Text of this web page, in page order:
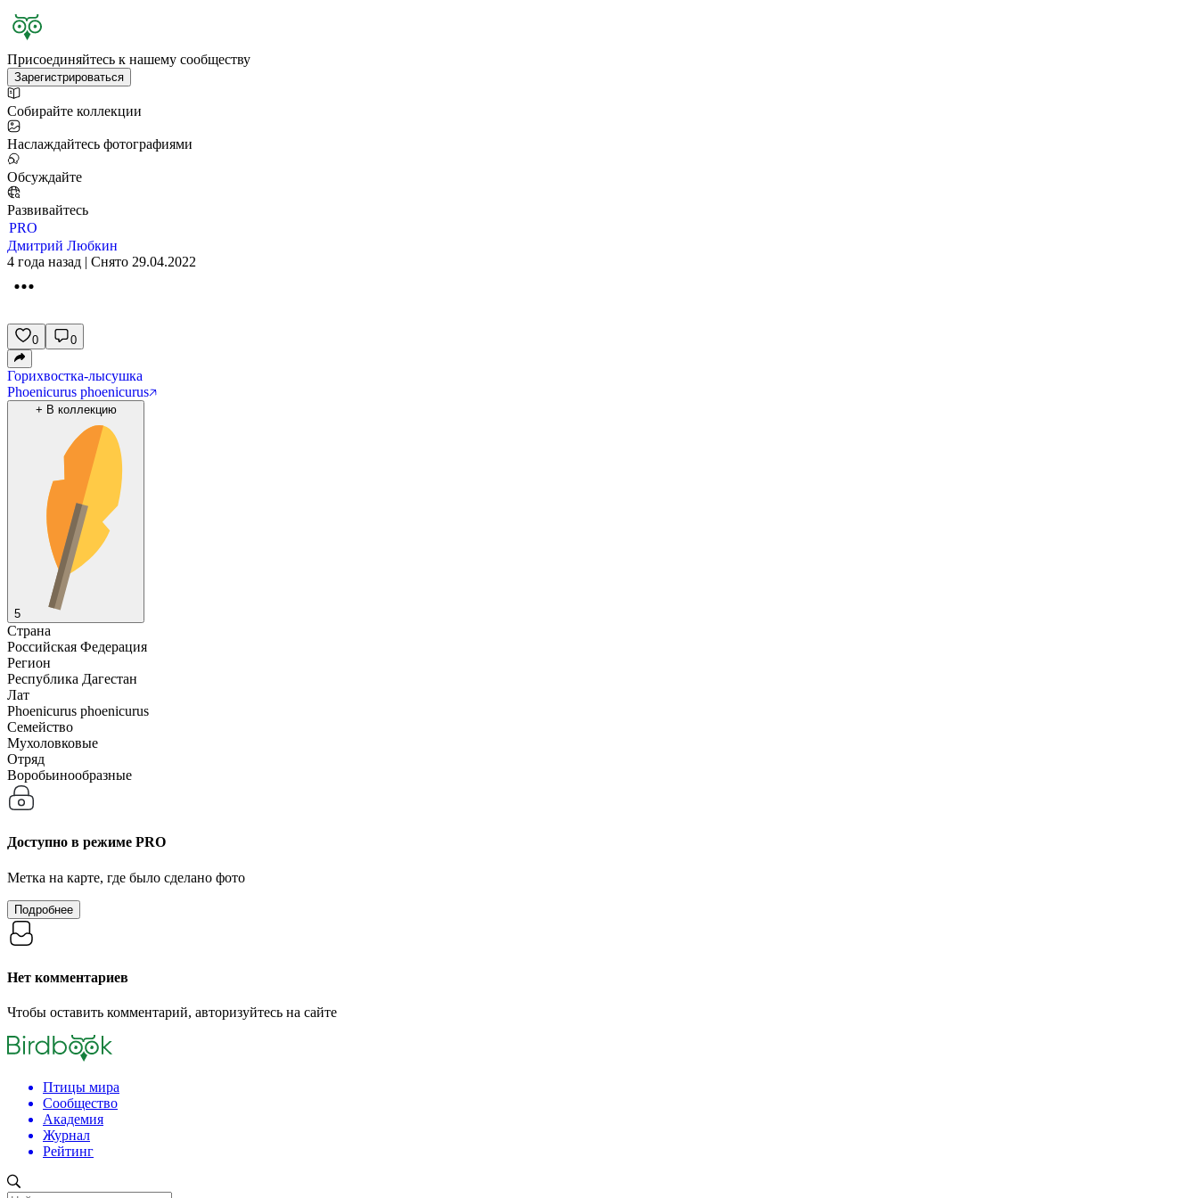
Присоединяйтесь к нашему сообществу
Зарегистрироваться
Собирайте коллекции
Наслаждайтесь фотографиями
Обсуждайте
Развивайтесь
PRO
Дмитрий Любкин
4 года назад | Снято 29.04.2022
0 0
Горихвостка-лысушка
Phoenicurus phoenicurus
+ В коллекцию
5
Страна
Российская Федерация
Регион
Республика Дагестан
Лат
Phoenicurus phoenicurus
Семейство
Мухоловковые
Отряд
Воробьинообразные
Доступно в режиме PRO
Метка на карте, где было сделано фото
Подробнее
Нет комментариев
Чтобы оставить комментарий, авторизуйтесь на сайте
Птицы мира
Сообщество
Академия
Журнал
Рейтинг